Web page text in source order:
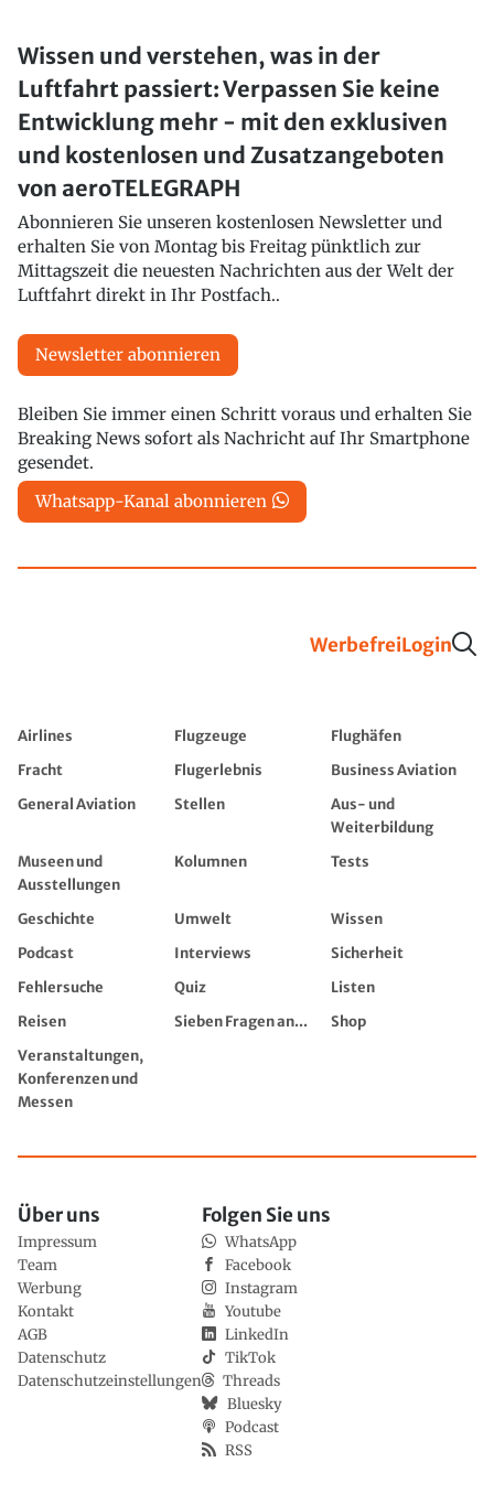
Wissen und verstehen, was in der
Luftfahrt passiert: Verpassen Sie keine
Entwicklung mehr - mit den exklusiven
und kostenlosen und Zusatzangeboten
von aeroTELEGRAPH
Abonnieren Sie unseren kostenlosen Newsletter und
erhalten Sie von Montag bis Freitag pünktlich zur
Mittagszeit die neuesten Nachrichten aus der Welt der
Luftfahrt direkt in Ihr Postfach..
Newsletter abonnieren
Bleiben Sie immer einen Schritt voraus und erhalten Sie
Breaking News sofort als Nachricht auf Ihr Smartphone
gesendet.
Whatsapp-Kanal abonnieren
WerbefreiLogin
Airlines Flugzeuge
Flughäfen
Fracht
Flugerlebnis
Business Aviation
General Aviation
Stellen
Aus- und
Weiterbildung
Museen und
Ausstellungen
Kolumnen Tests
Geschichte Umwelt
Wissen
Podcast
Interviews
Sicherheit
Fehlersuche
Quiz
Listen
Reisen
Sieben Fragen an...
Shop
Veranstaltungen,
Konferenzen und
Messen
Über uns
Impressum
Team
Werbung
Kontakt
AGB
Datenschutz
Datenschutzeinstellungen
Folgen Sie uns
WhatsApp
Facebook
Instagram
Youtube
LinkedIn
TikTok
Threads
Bluesky
Podcast
RSS